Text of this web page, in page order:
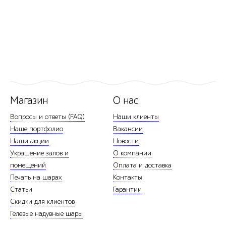
Магазин
Вопросы и ответы (FAQ)
Наше портфолио
Наши акции
Украшение залов и
помещений
Печать на шарах
Статьи
Скидки для клиентов
Гелевые надувные шары
О нас
Наши клиенты
Вакансии
Новости
О компании
Оплата и доставка
Контакты
Гарантии